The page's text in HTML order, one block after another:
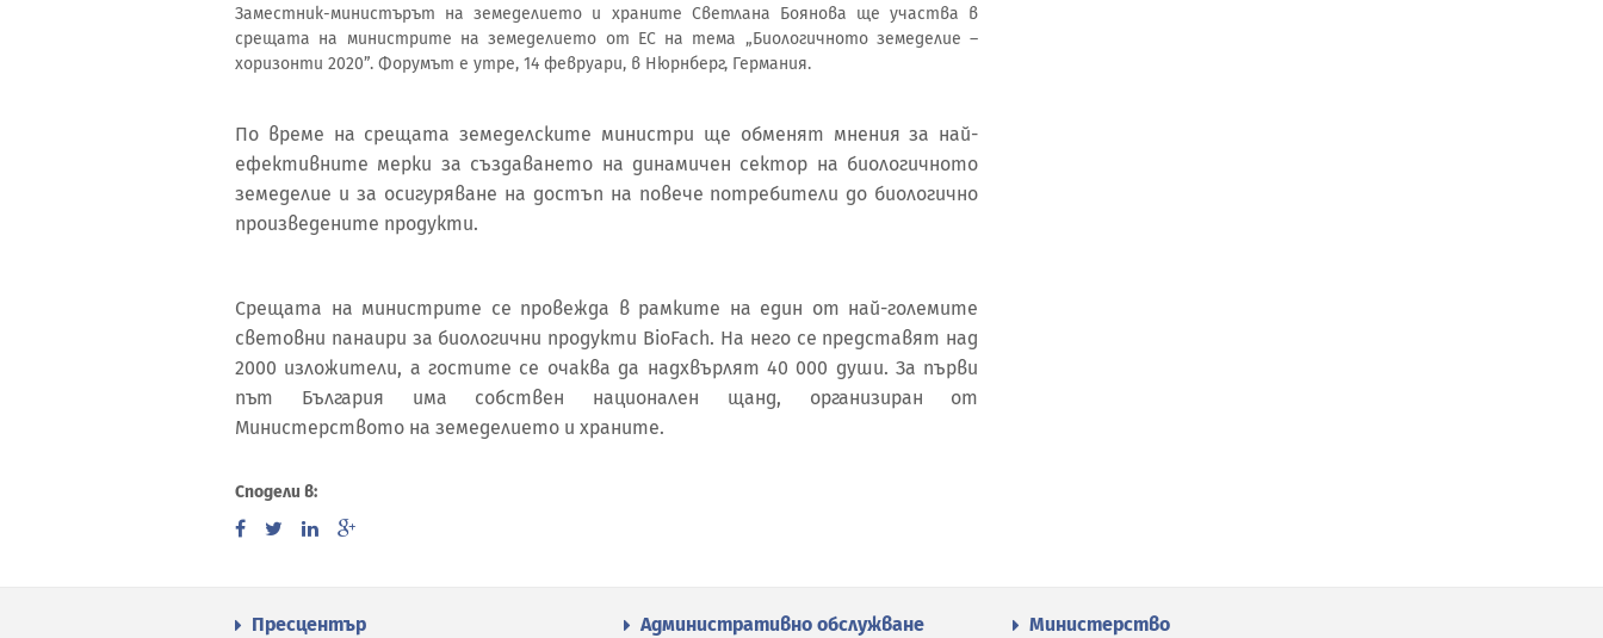
Заместник-министърът на земеделието и храните Светлана Боянова ще участва в
срещата на министрите на земеделието от ЕС на тема „Биологичното земеделие –
хоризонти 2020”. Форумът е утре, 14 февруари, в Нюрнберг, Германия.
По време на срещата земеделските министри ще обменят мнения за най-
ефективните мерки за създаването на динамичен сектор на биологичното
земеделие и за осигуряване на достъп на повече потребители до биологично
произведените продукти.
Срещата на министрите се провежда в рамките на един от най-големите
световни панаири за биологични продукти BioFach. На него се представят над
2000 изложители, а гостите се очаква да надхвърлят 40 000 души. За първи
път България има собствен национален щанд, организиран от
Министерството на земеделието и храните.
Сподели в:
Пресцентър Административно обслужване Министерство